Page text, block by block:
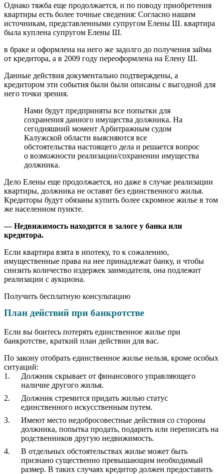
Однако тяжба еще продолжается, и по поводу приобретения
квартиры есть более точные сведения: Согласно нашим
источникам, представленными супругом Елены Ш. квартира
была куплена супругом Елены Ш.
в браке и оформлена на него же задолго до получения займа
от кредитора, а в 2009 году переоформлена на Елену Ш.
Данные действия документально подтверждены, а
кредитором эти события были были описаны с выгодной для
него точки зрения.
Нами будут предприняты все попытки для
сохранения данного имущества должника. На
сегодняшний момент Арбитражным судом
Калужской области выясняются все
обстоятельства настоящего дела и решается вопрос
о возможности реализации/сохранении имущества
должника.
Дело Елены еще продолжается, но даже в случае реализации
квартиры, должника не оставят без единственного жилья.
Кредиторы будут обязаны купить более скромное жилье в том
же населенном пункте.
— Недвижимость находится в залоге у банка или
кредитора.
Если квартира взята в ипотеку, то к сожалению,
имущественные права на нее принадлежат банку, и чтобы
снизить количество издержек заимодателя, она подлежит
реализации с аукциона.
Получить бесплатную консультацию
План действий при банкротстве
Если вы боитесь потерять единственное жилье при
банкротстве, краткий план действии для вас.
По закону отобрать единственное жилье нельзя, кроме особых
ситуаций:
Должник скрывает от финансового управляющего
наличие другого жилья.
Должник стремится придать жилью статус
единственного искусственным путем.
Имеют место недобросовестные действия со стороны
должника, попытка продать, подарить или переписать на
родственников другую недвижимость.
В отдельных обстоятельствах жилье может быть
признано существенно превышающим необходимый
размер. В таких случаях кредитор должен предоставить